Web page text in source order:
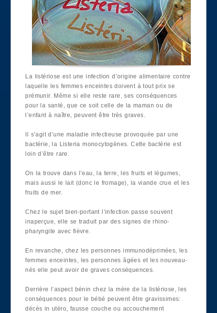
La listériose est une infection d’origine alimentaire contre
laquelle les femmes enceintes doivent à tout prix se
prémunir. Même si elle reste rare, ses conséquences
pour la santé, que ce soit celle de la maman ou de
l’enfant à naître, peuvent être très graves.
Il s’agit d’une maladie infectieuse provoquée par une
bactérie, la Listeria monocytogènes. Cette bactérie est
loin d’être rare.
On la trouve dans l’eau, la terre, les fruits et légumes,
mais aussi le lait (donc le fromage), la viande crue et les
fruits de mer.
Chez le sujet bien-portant l’infection passe souvent
inaperçue, elle se traduit par des signes de rhino-
pharyngite avec fièvre.
En revanche, chez les personnes immunodéprimées, les
femmes enceintes, les personnes âgées et les nouveau-
nés elle peut avoir de graves conséquences.
Derrière l’aspect bénin chez la mère de la listériose, les
conséquences pour le bébé peuvent être gravissimes:
décès in utéro, fausse couche ou accouchement